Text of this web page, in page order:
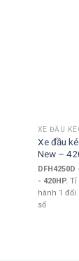
XE ĐẦU
Xe đầu
New –
- 420HP.Tỉ
hành 1 đổi
số